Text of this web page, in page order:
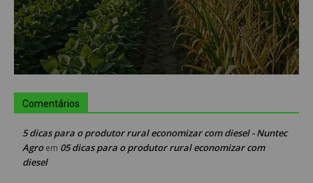
Comentários
5 dicas para o produtor rural economizar com diesel - Nuntec
Agroem 05 dicas para o produtor rural economizar com
diesel